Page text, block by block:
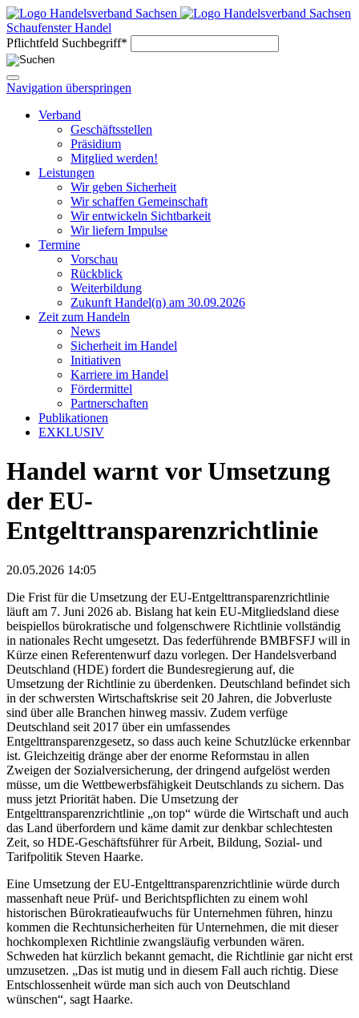
Schaufenster Handel
Pflichtfeld Suchbegriff*
Navigation überspringen
Verband
Geschäftsstellen
Präsidium
Mitglied werden!
Leistungen
Wir geben Sicherheit
Wir schaffen Gemeinschaft
Wir entwickeln Sichtbarkeit
Wir liefern Impulse
Termine
Vorschau
Rückblick
Weiterbildung
Zukunft Handel(n) am 30.09.2026
Zeit zum Handeln
News
Sicherheit im Handel
Initiativen
Karriere im Handel
Fördermittel
Partnerschaften
Publikationen
EXKLUSIV
Handel warnt vor Umsetzung
der EU-
Entgelttransparenzrichtlinie
20.05.2026 14:05
Die Frist für die Umsetzung der EU-Entgelttransparenzrichtlinie
läuft am 7. Juni 2026 ab. Bislang hat kein EU-Mitgliedsland diese
beispiellos bürokratische und folgenschwere Richtlinie vollständig
in nationales Recht umgesetzt. Das federführende BMBFSFJ will in
Kürze einen Referentenwurf dazu vorlegen. Der Handelsverband
Deutschland (HDE) fordert die Bundesregierung auf, die
Umsetzung der Richtlinie zu überdenken. Deutschland befindet sich
in der schwersten Wirtschaftskrise seit 20 Jahren, die Jobverluste
sind über alle Branchen hinweg massiv. Zudem verfüge
Deutschland seit 2017 über ein umfassendes
Entgelttransparenzgesetz, so dass auch keine Schutzlücke erkennbar
ist. Gleichzeitig dränge aber der enorme Reformstau in allen
Zweigen der Sozialversicherung, der dringend aufgelöst werden
müsse, um die Wettbewerbsfähigkeit Deutschlands zu sichern. Das
muss jetzt Priorität haben. Die Umsetzung der
Entgelttransparenzrichtlinie „on top“ würde die Wirtschaft und auch
das Land überfordern und käme damit zur denkbar schlechtesten
Zeit, so HDE-Geschäftsführer für Arbeit, Bildung, Sozial- und
Tarifpolitik Steven Haarke.
Eine Umsetzung der EU-Entgelttransparenzrichtlinie würde durch
massenhaft neue Prüf- und Berichtspflichten zu einem wohl
historischen Bürokratieaufwuchs für Unternehmen führen, hinzu
kommen die Rechtunsicherheiten für Unternehmen, die mit dieser
hochkomplexen Richtlinie zwangsläufig verbunden wären.
Schweden hat kürzlich bekannt gemacht, die Richtlinie gar nicht erst
umzusetzen. „Das ist mutig und in diesem Fall auch richtig. Diese
Entschlossenheit würde man sich auch von Deutschland
wünschen“, sagt Haarke.